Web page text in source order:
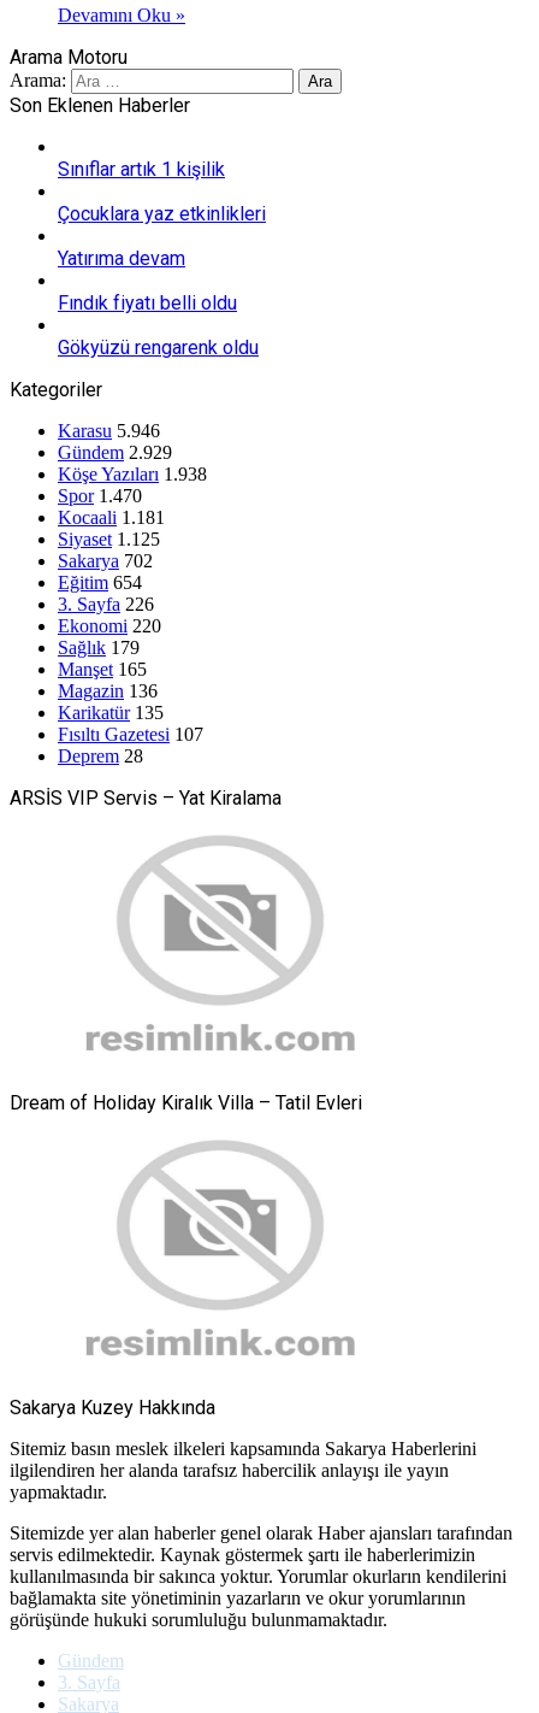
Devamını Oku »
Arama Motoru
Arama:
Son Eklenen Haberler
Sınıflar artık 1 kişilik
Çocuklara yaz etkinlikleri
Yatırıma devam
Fındık fiyatı belli oldu
Gökyüzü rengarenk oldu
Kategoriler
Karasu 5.946
Gündem 2.929
Köşe Yazıları 1.938
Spor 1.470
Kocaali 1.181
Siyaset 1.125
Sakarya 702
Eğitim 654
3. Sayfa 226
Ekonomi 220
Sağlık 179
Manşet 165
Magazin 136
Karikatür 135
Fısıltı Gazetesi 107
Deprem 28
ARSİS VIP Servis – Yat Kiralama
Dream of Holiday Kiralık Villa – Tatil Evleri
Sakarya Kuzey Hakkında
Sitemiz basın meslek ilkeleri kapsamında Sakarya Haberlerini
ilgilendiren her alanda tarafsız habercilik anlayışı ile yayın
yapmaktadır.
Sitemizde yer alan haberler genel olarak Haber ajansları tarafından
servis edilmektedir. Kaynak göstermek şartı ile haberlerimizin
kullanılmasında bir sakınca yoktur. Yorumlar okurların kendilerini
bağlamakta site yönetiminin yazarların ve okur yorumlarının
görüşünde hukuki sorumluluğu bulunmamaktadır.
Gündem
3. Sayfa
Sakarya